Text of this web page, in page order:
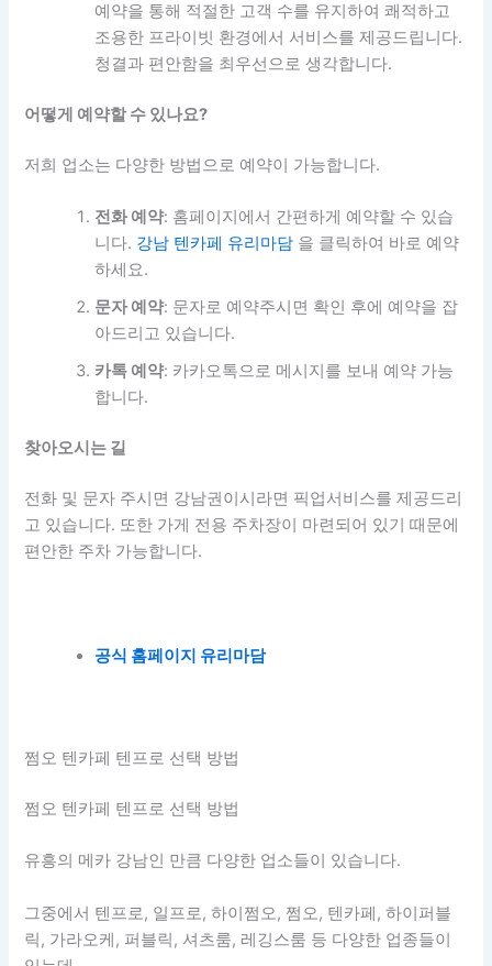
예약을 통해 적절한 고객 수를 유지하여 쾌적하고
조용한 프라이빗 환경에서 서비스를 제공드립니다.
청결과 편안함을 최우선으로 생각합니다.
어떻게 예약할 수 있나요?
저희 업소는 다양한 방법으로 예약이 가능합니다.
전화 예약: 홈페이지에서 간편하게 예약할 수 있습
니다. 강남 텐카페 유리마담 을 클릭하여 바로 예약
하세요.
문자 예약: 문자로 예약주시면 확인 후에 예약을 잡
아드리고 있습니다.
카톡 예약: 카카오톡으로 메시지를 보내 예약 가능
합니다.
찾아오시는 길
전화 및 문자 주시면 강남권이시라면 픽업서비스를 제공드리
고 있습니다. 또한 가게 전용 주차장이 마련되어 있기 때문에
편안한 주차 가능합니다.
공식 홈페이지 유리마담
쩜오 텐카페 텐프로 선택 방법
쩜오 텐카페 텐프로 선택 방법
유흥의 메카 강남인 만큼 다양한 업소들이 있습니다.
그중에서 텐프로, 일프로, 하이쩜오, 쩜오, 텐카페, 하이퍼블
릭, 가라오케, 퍼블릭, 셔츠룸, 레깅스룸 등 다양한 업종들이